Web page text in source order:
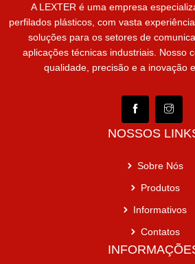
A LEXTER é uma empresa
perfilados plásticos, com vasta
soluções para os setores de
aplicações técnicas industriais. Nosso
qualidade, precisão e a inovação
NOSSOS
Sobre Nós
Produtos
Informativos
Contatos